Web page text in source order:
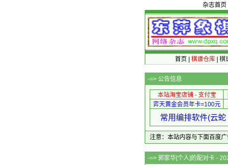
杂志首页
首页 棋谱仓库| 棋
-=> 公告信息
本站淘宝店铺 - 支付宝
弈天黄金会员年卡=100元
常用编排软件(云
注意：本站内容与下面百度
-=> 郭家华[个人]